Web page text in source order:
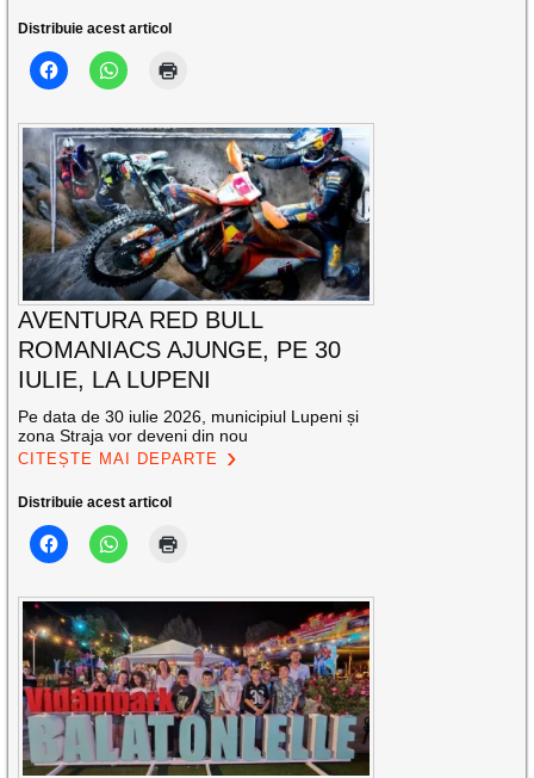
Distribuie acest articol
AVENTURA RED BULL
ROMANIACS AJUNGE, PE 30
IULIE, LA LUPENI
Pe data de 30 iulie 2026, municipiul Lupeni și
zona Straja vor deveni din nou
CITEȘTE MAI DEPARTE
Distribuie acest articol